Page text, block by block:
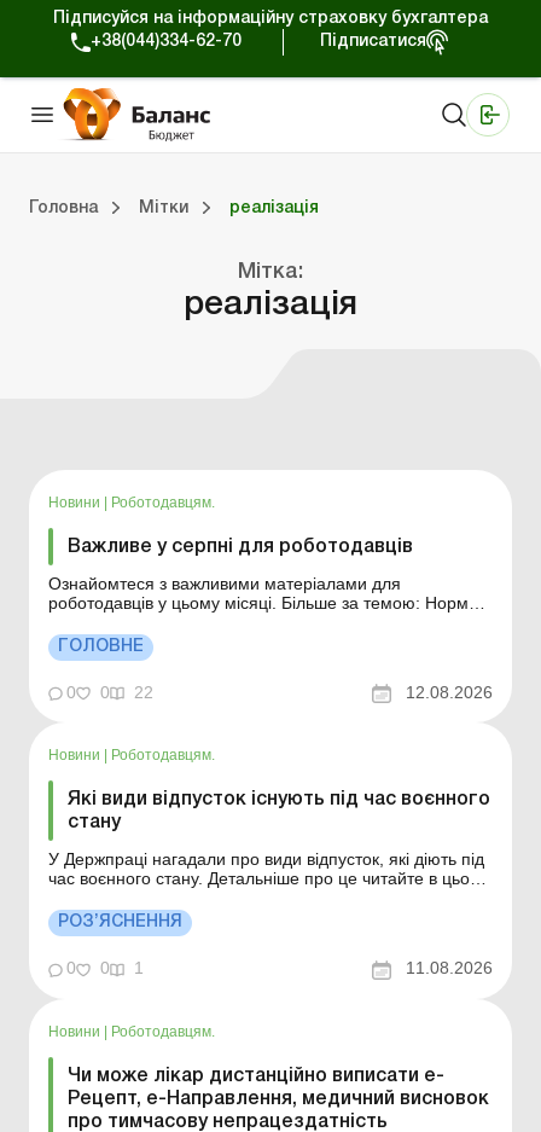
Підписуйся на інформаційну страховку бухгалтера
+38(044)334-62-70
Підписатися
Головна Мітки реалізація
Мітка:
реалізація
Новини Роботодавцям.
Важливе у серпні для роботодавців
Ознайомтеся з важливими матеріалами для
роботодавців у цьому місяці. Більше за темою: Норми
за порушення законодавства про працю
Неоподатковувані розміри доходів, які залежать від
МЗП та ПМ Також може бути корисним: Важливе у с...
ГОЛОВНЕ
0 0 22 12.08.2026
Новини Роботодавцям.
Які види відпусток існують під час воєнного
стану
У Держпраці нагадали про види відпусток, які діють під
час воєнного стану. Детальніше про це читайте в цьому
брати відпустку без збереження зарплати кілька разів
протягом року? Чи можна надати дві різні відпустки без
РОЗ’ЯСНЕННЯ
0 0 1 11.08.2026
Новини | Роботодавцям.
Чи може лікар дистанційно виписати е-
Рецепт, е-Направлення, медичний висновок
про тимчасову непрацездатність